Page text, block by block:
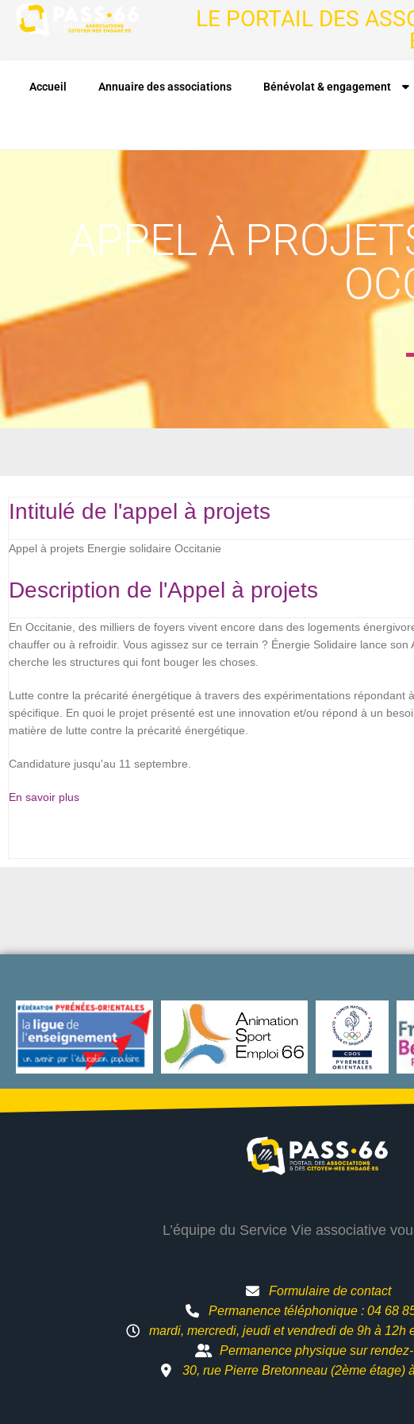
LE PORTAIL DES
Accueil Annuaire des associations Bénévolat & engagement
APPEL À
Intitulé de l'appel à projets
Appel à projets Energie solidaire Occitanie
Description de l'Appel à projets
En Occitanie, des milliers de foyers vivent encore dans des logements
chauffer ou à refroidir. Vous agissez sur ce terrain ? Énergie Solidaire lance
cherche les structures qui font bouger les choses.
Lutte contre la précarité énergétique à travers des expérimentations répondant
spécifique. En quoi le projet présenté est une innovation et/ou répond à un
matière de lutte contre la précarité énergétique.
Candidature jusqu'au 11 septembre.
En savoir plus
L’équipe du Service Vie associative
Formulaire de contact
Permanence téléphonique : 04 68
mardi, mercredi, jeudi et vendredi de 9h à 12h
Permanence physique sur
30, rue Pierre Bretonneau (2ème étage)